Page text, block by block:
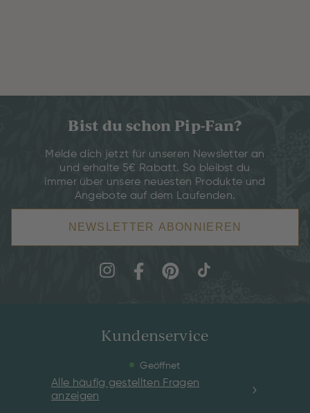
Bist du schon Pip-Fan?
Melde dich jetzt für unseren Newsletter an
und erhalte 5€ Rabatt. So bleibst du
immer über unsere neuesten Produkte und
Angebote auf dem Laufenden.
NEWSLETTER ABONNIEREN
Kundenservice
Geöffnet
Alle häufig gestellten Fragen
anzeigen